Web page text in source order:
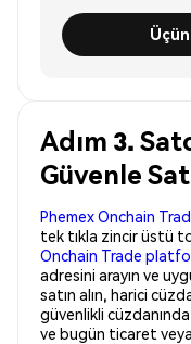
Adım 3.
Güvenle
Phemex Onchain
tek tıkla zincir üstü
Onchain Trade
adresini arayın ve
satın alın, harici
güvenlikli cüzdanında
ve bugün ticaret